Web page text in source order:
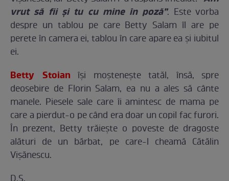
vrut să fii și tu cu mine în poză”. Este vorba
despre un tablou pe care Betty Salam îl are pe
perete în camera ei, tablou în care apare ea și iubitul
ei.
Betty Stoian îşi moşteneşte tatăl, însă, spre
deosebire de Florin Salam, ea nu a ales să cânte
manele. Piesele sale care îi amintesc de mama pe
care a pierdut-o pe când era doar un copil fac furori.
În prezent, Betty trăieşte o poveste de dragoste
alături de un bărbat, pe care-l cheamă Cătălin
Vişănescu.